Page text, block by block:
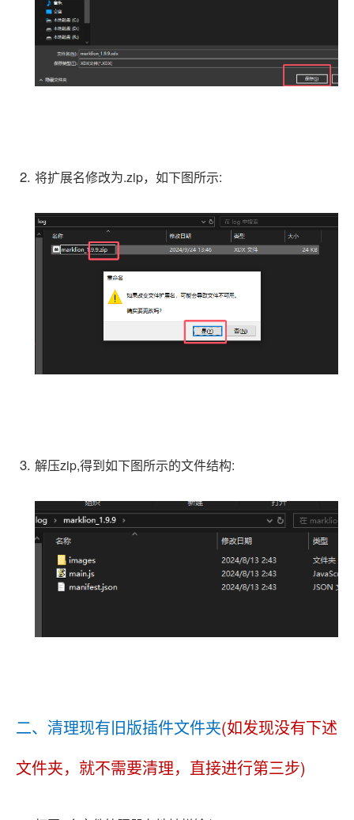
将扩展名修改为.zip，如下图所示:
解压zip,得到如下图所示的文件结构:
二、清理现有旧版插件文件夹(如发现没有下述
文件夹，就不需要清理，直接进行第三步)